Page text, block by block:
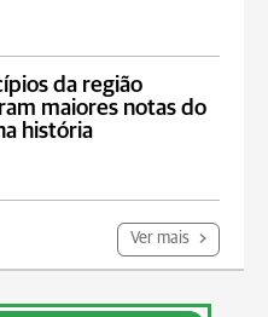
da região
maiores notas do
história
Ver mais